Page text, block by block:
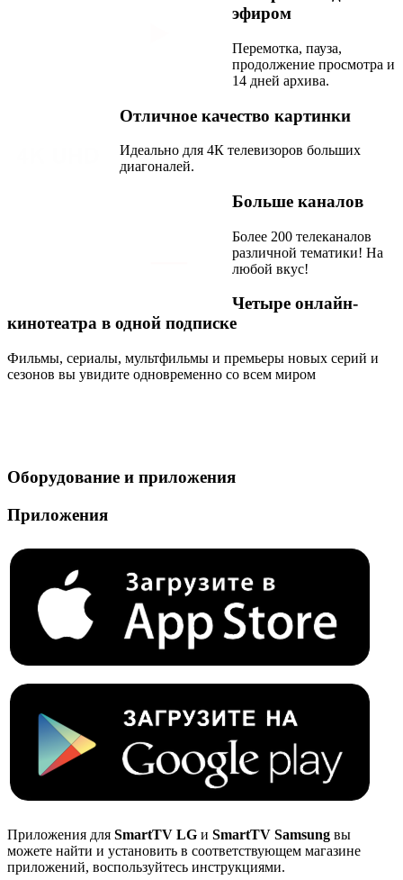
эфиром
Перемотка, пауза,
продолжение просмотра и
14 дней архива.
Отличное качество картинки
Идеально для 4К телевизоров больших
диагоналей.
Больше каналов
Более 200 телеканалов
различной тематики! На
любой вкус!
Четыре онлайн-
кинотеатра в одной подписке
Фильмы, сериалы, мультфильмы и премьеры новых серий и
сезонов вы увидите одновременно со всем миром
Оборудование и приложения
Приложения
Приложения для SmartTV LG и SmartTV Samsung вы
можете найти и установить в соответствующем магазине
приложений, воспользуйтесь инструкциями.